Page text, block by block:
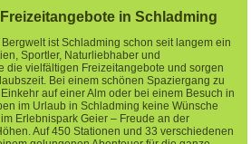
in Schladming
ist Schladming schon seit langem ein
Sportler, Naturliebhaber und
die vielfältigen Freizeitangebote und sorgen
Bei einem schönen Spaziergang zu
auf einer Alm oder bei einem Besuch in
im Urlaub in Schladming keine Wünsche
Erlebnispark Geier – Freude an der
Auf 450 Stationen und 33 verschiedenen